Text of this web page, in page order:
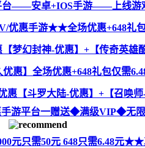
——安卓+IOS手游——上线游
惠手游★★全场优惠+648礼包
梦幻封神-优惠】+【传奇英雄
惠】全场优惠+648礼包仅需
【斗罗大陆-优惠】+【召唤师-
手游平台一赠送◆满级VIP◆
元只需50元 648只需6.48元